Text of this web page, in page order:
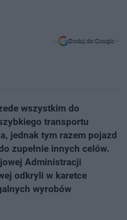
Dodaj do Google
wszystkim do
transportu
jednak tym razem pojazd
zupełnie innych celów.
Administracji
odkryli w karetce
wyrobów